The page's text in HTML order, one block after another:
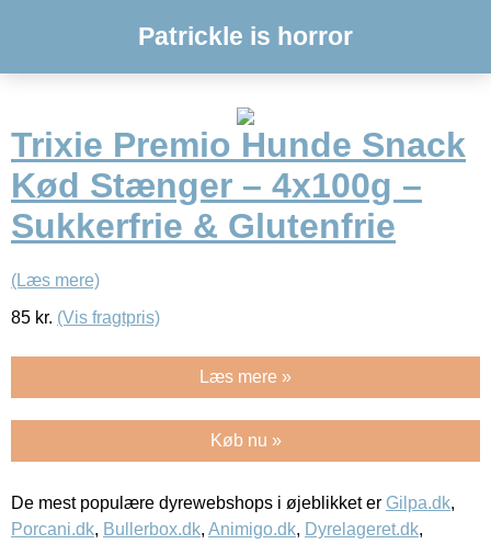
Patrickle is horror
Trixie Premio Hunde Snack
Kød Stænger – 4x100g –
Sukkerfrie & Glutenfrie
(Læs mere)
85 kr. (Vis fragtpris)
Læs mere »
Køb nu »
De mest populære dyrewebshops i øjeblikket er Gilpa.dk,
Porcani.dk, Bullerbox.dk, Animigo.dk, Dyrelageret.dk,